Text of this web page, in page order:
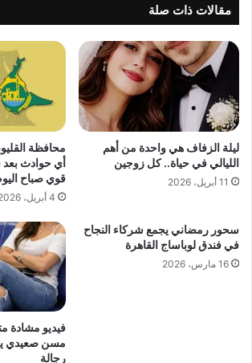
مقالات ذات صلة
ليلة الزفاف هي واحدة من أهم
الليالي في حياة.. كل زوجين
11 أبريل، 2026
محافظة
أي حوادث
قوي صباح
4 أبريل، 2026
سحور رمضاني يجمع شركاء النجاح
في فندق لوباساج القاهرة
16 مارس، 2026
فيديو مشادة
رجالة